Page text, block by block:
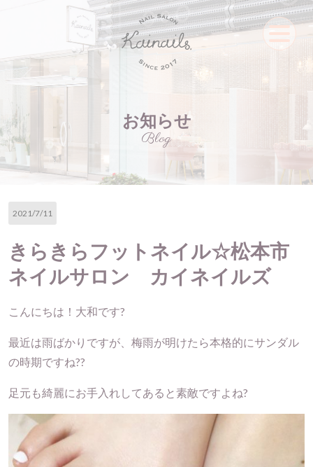
お知らせ
Blog
2021/7/11
きらきらフットネイル☆松本市
ネイルサロン カイネイルズ
こんにちは！大和です?
最近は雨ばかりですが、梅雨が明けたら本格的にサンダル
の時期ですね??
足元も綺麗にお手入れしてあると素敵ですよね?